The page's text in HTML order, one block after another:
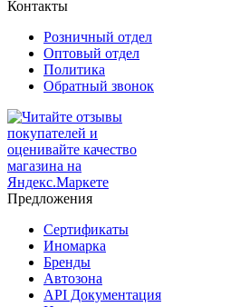
Контакты
Розничный отдел
Оптовый отдел
Политика
Обратный звонок
Предложения
Сертификаты
Иномарка
Бренды
Автозона
API Документация